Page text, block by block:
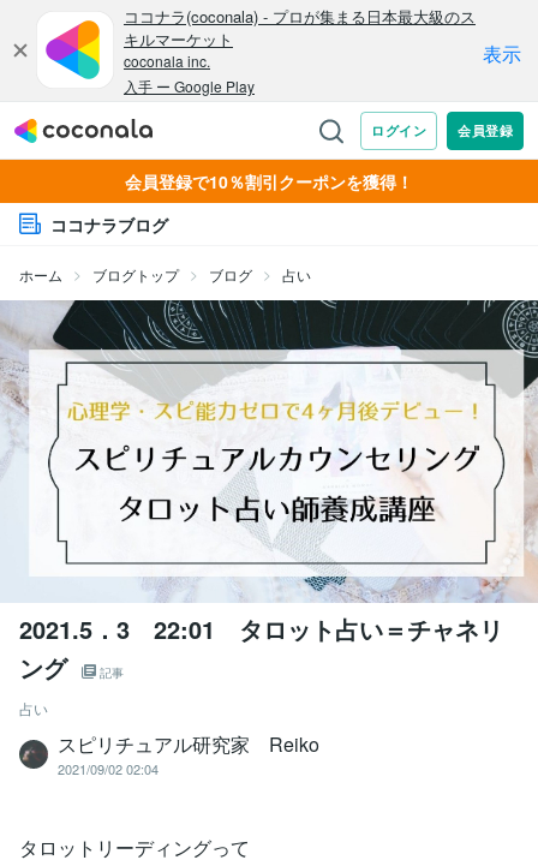
会員登録で10％割引クーポンを獲得！
ココナラブログ
ホーム ブログトップ ブログ 占い
2021.5．3 22:01 タロット占い＝チャネリ
ング
記事
占い
スピリチュアル研究家 Reiko
2021/09/02 02:04
タロットリーディングって